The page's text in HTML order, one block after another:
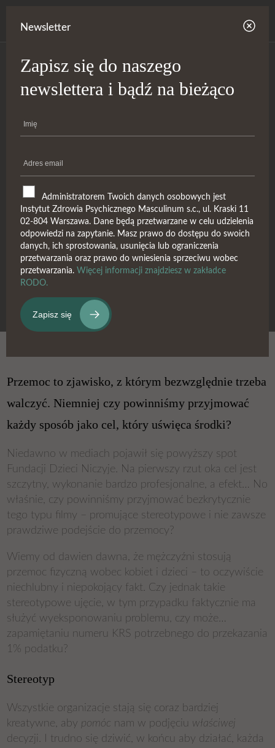
Czy przekażesz 1% na utrwalanie
stereotypów?
Przemoc to zjawisko, z którym bezwzględnie trzeba
walczyć. Niemniej czy powinniśmy przyjmować
każdy sposób jako cel, który uświęca środki?
Niedawno w mediach pojawił się powyższy spot
Fundacji Dzieci Niczyje. Na pierwszy rzut oka cel jest
szczytny, wykonanie bardzo profesjonalne, a efekt… No
właśnie, czy powinniśmy przyjmować bezkrytycznie
tego typu filmy – promujące stereotypowe i nie zawsze
prawdziwe podejście do przemocy?
Wiemy od dawien dawna, że mężczyźni stosują
przemoc fizyczną wobec kobiet i dzieci – to oczywiście
niechlubny i niepokojący fakt. Czy jednak takie
stereotypowe ujęcie, w tym przypadku faktycznie ma
służyć wyeksponowaniu problemu, czy może…
zapamiętaniu numeru KRS potrzebnego do przekazania
1% podatku?
Stereotyp
Wszystkie organizacje stają się coraz bardziej
kreatywne, aby pomóc nam w podjęciu właściwej
decyzji. I trudno się dziwić, w końcu aby działać, każda
Newsletter
Zapisz się do naszego
newslettera i bądź na bieżąco
Administratorem Twoich danych osobowych jest
Instytut Zdrowia Psychicznego Masculinum s.c., ul. Kraski 11
02-804 Warszawa. Dane będą przetwarzane w celu udzielenia
odpowiedzi na zapytanie. Masz prawo do dostępu do swoich
danych, ich sprostowania, usunięcia lub ograniczenia
przetwarzania oraz prawo do wniesienia sprzeciwu wobec
przetwarzania. Więcej informacji znajdziesz w zakładce
RODO.